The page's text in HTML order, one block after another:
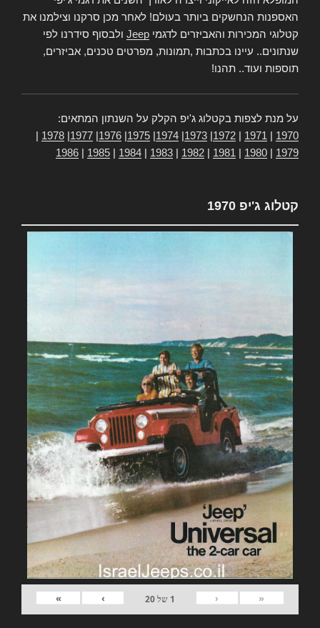
האספנות הנחשקים ביותר בעולם! לאחר מכן סרקנו וצילמנו את
קטלוגי המכירות והאביזרים לדגמי Jeep ולבסוף סידרנו לפי
שנתונים.. עיינו בכתבות ,תמונות, מפרטים טכנים, אביזרים,
תוספות ועוד.. תהנו!
על מנת לצפות בקטלוג ג'יפ הקלק על השנתון המתאים:
1970
1971
1972
1973
1974
1975
1976
1977
1978
1979
1980
1981
1982
1983
1984
1985
1986
קטלוג ג'יפ 1970
«
‹
1 של20
›
»